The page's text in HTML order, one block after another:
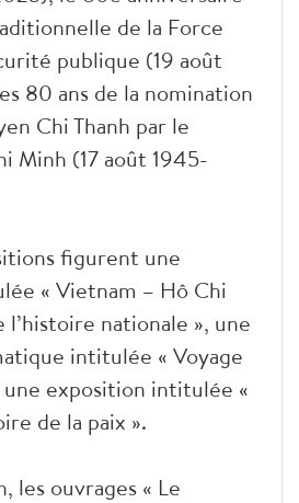
de la Force
publique (19 août
80 ans de la nomination
Chi Thanh par le
Minh (17 août 1945-
figurent une
« Vietnam – Hô Chi
l’histoire nationale », une
intitulée « Voyage
une exposition intitulée «
de la paix ».
les ouvrages « Le